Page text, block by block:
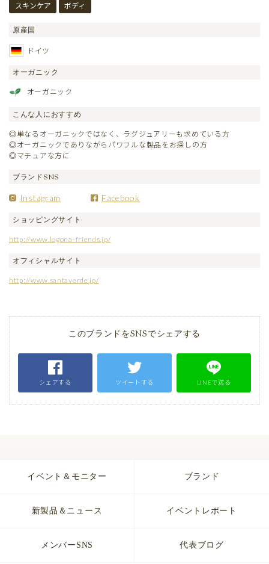
スキンケア ボディ
原産国
ドイツ
オーガニック
オーガニック
こんな人におすすめ
◎単なるオーガニックではなく、ラグジュアリーも求めている方
◎オーガニックでありながらパワフルな製品をお探しの方
◎マチュアな方に
ブランドSNS
Instagram Facebook
ショッピングサイト
http://www.logona-friends.jp/
オフィシャルサイト
http://www.santaverde.jp/
このブランドをSNSでシェアする
シェアする ツイートする LINEで送る
イベント＆モニター ブランド
新製品＆ニュース イベントレポート
メンバーSNS 代表ブログ